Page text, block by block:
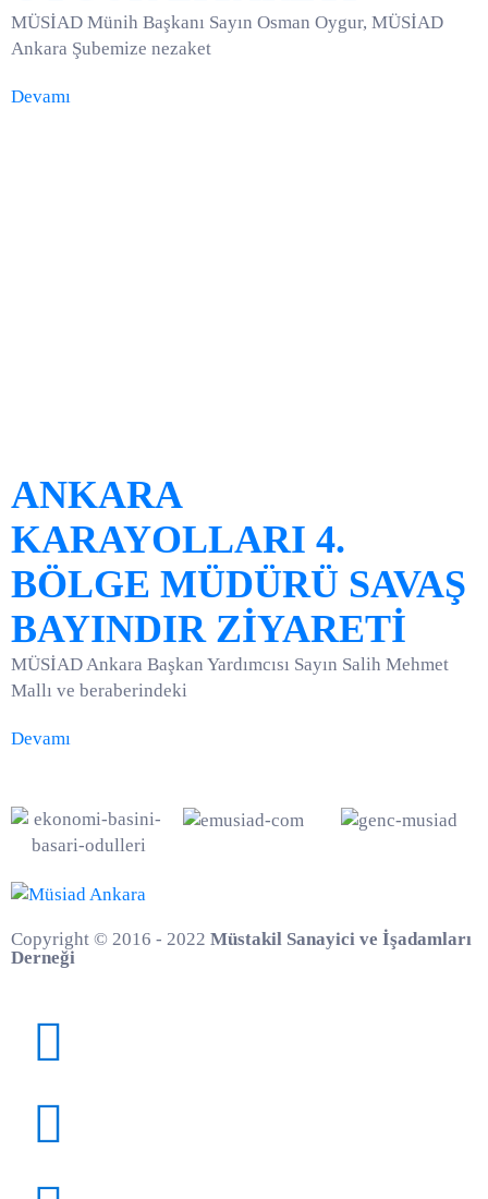
MÜSİAD Münih Başkanı Sayın Osman Oygur, MÜSİAD
Ankara Şubemize nezaket
Devamı
ANKARA
KARAYOLLARI 4.
BÖLGE MÜDÜRÜ SAVAŞ
BAYINDIR ZİYARETİ
MÜSİAD Ankara Başkan Yardımcısı Sayın Salih Mehmet
Mallı ve beraberindeki
Devamı
Copyright © 2016 - 2022 Müstakil Sanayici ve İşadamları
Derneği